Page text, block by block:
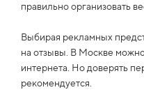
правильно организовать
Выбирая рекламных
на отзывы. В Москве
интернета. Но доверять
рекомендуется.